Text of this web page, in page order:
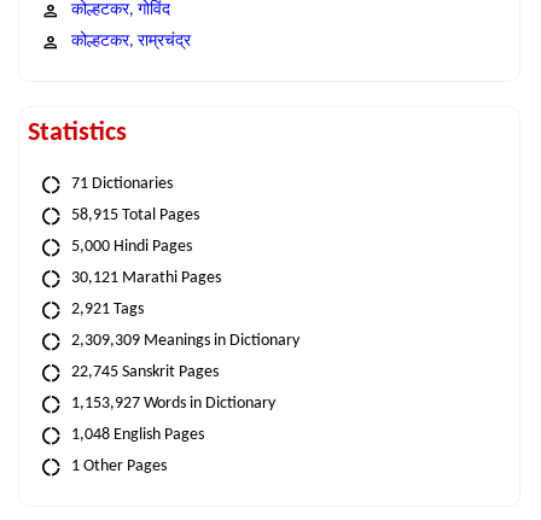
कोल्हटकर, गोविंद
कोल्हटकर, राम्रचंद्र
Statistics
71 Dictionaries
58,915 Total Pages
5,000 Hindi Pages
30,121 Marathi Pages
2,921 Tags
2,309,309 Meanings in Dictionary
22,745 Sanskrit Pages
1,153,927 Words in Dictionary
1,048 English Pages
1 Other Pages